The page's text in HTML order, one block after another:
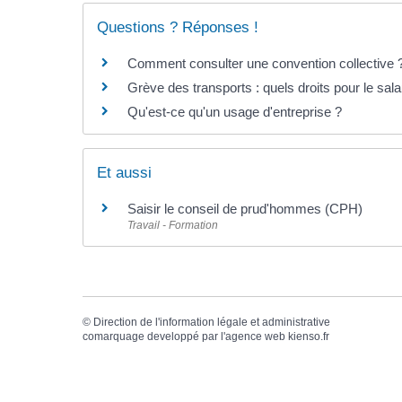
Questions ? Réponses !
Comment consulter une convention collective
Grève des transports : quels droits pour le
Qu'est-ce qu'un usage d'entreprise ?
Et aussi
Saisir le conseil de prud'hommes (CPH)
Travail - Formation
© Direction de l'information légale et administrative
comarquage developpé par l'agence web kienso.fr